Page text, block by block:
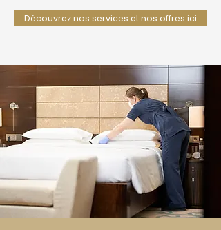
Découvrez nos services et nos offres ici